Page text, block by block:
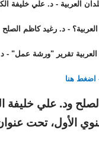
اضغط هنا
ود. علي خليفة
الأول، تحت